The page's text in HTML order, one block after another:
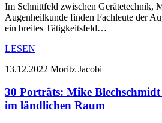
Im Schnittfeld zwischen Gerätetechnik,
Augenheilkunde finden Fachleute der
ein breites Tätigkeitsfeld…
LESEN
13.12.2022 Moritz Jacobi
30 Porträts: Mike
im ländlichen Raum